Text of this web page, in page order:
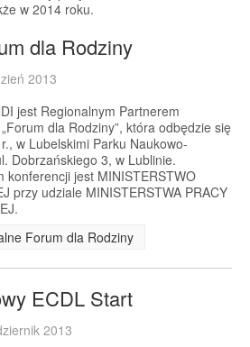
w 2014 roku.
dla Rodziny
2013
jest Regionalnym Partnerem
dla Rodziny”, która odbędzie się
w Lubelskimi Parku Naukowo-
Dobrzańskiego 3, w Lublinie.
konferencji jest MINISTERSTWO
przy udziale MINISTERSTWA PRACY
Forum dla Rodziny
ECDL Start
2013